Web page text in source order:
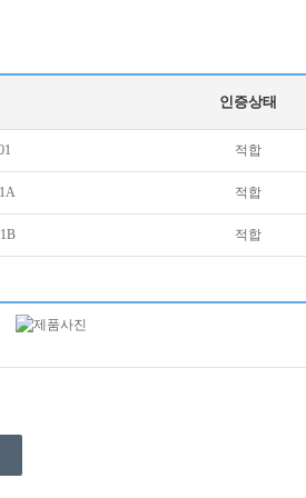
인증상태
적합
적합
적합